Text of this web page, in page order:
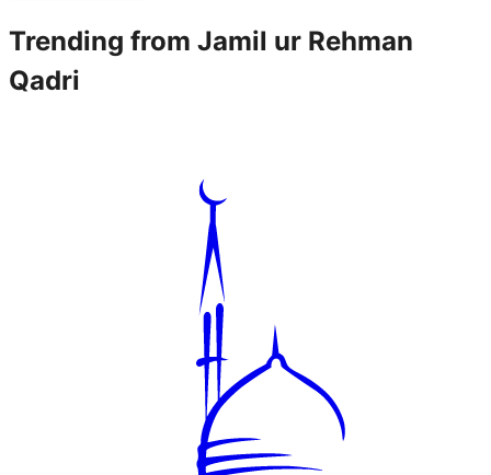
Trending from Jamil ur Rehman
Qadri